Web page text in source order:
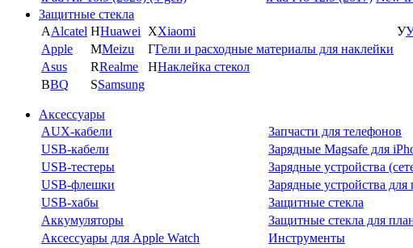
Защитные стекла
AAlcatel HHuawei XXiaomi У
Apple
MMeizu ГГели и расходные материалы для наклейки
Asus
RRealme ННаклейка стекол
BBQ SSamsung
Аксессуары
AUX-кабели
Запчасти для телефонов
USB-кабели
Зарядные Magsafe для
USB-тестеры
Зарядные устройства
USB-флешки
Зарядные устройства для
USB-хабы
Защитные стекла
Аккумуляторы
Защитные стекла для
Аксессуары для Apple Watch
Инструменты